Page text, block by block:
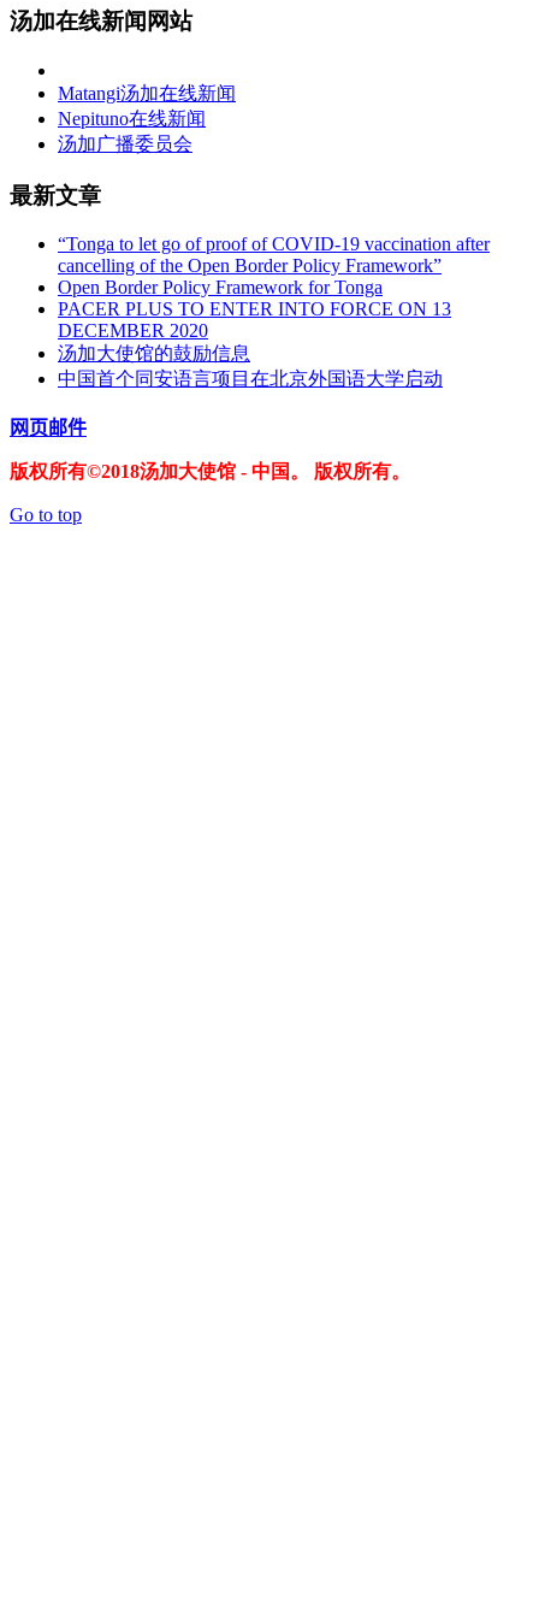
汤加在线新闻网站
Matangi汤加在线新闻
Nepituno在线新闻
汤加广播委员会
最新文章
“Tonga to let go of proof of COVID-19 vaccination after
cancelling of the Open Border Policy Framework”
Open Border Policy Framework for Tonga
PACER PLUS TO ENTER INTO FORCE ON 13
DECEMBER 2020
汤加大使馆的鼓励信息
中国首个同安语言项目在北京外国语大学启动
网页邮件
版权所有©2018汤加大使馆 - 中国。 版权所有。
Go to top